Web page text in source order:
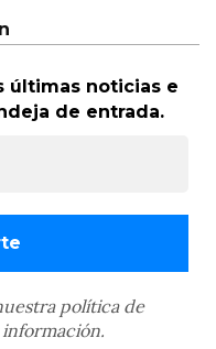
últimas noticias e
de entrada.
política de